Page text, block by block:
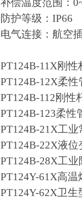
补偿温度范围：
防护等级： IP66
电气连接：航空
PT124B-11X刚
PT124B-12X柔
PT124B-112刚
PT124B-123柔
PT124B-21X工
PT124B-22X液
PT124B-28X工
PT124Y-61X高
PT124Y-62X卫